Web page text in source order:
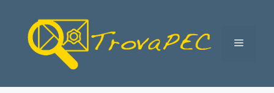
contenuto
Menu